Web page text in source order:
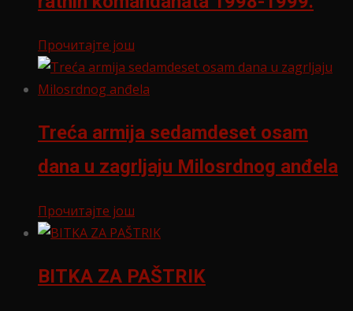
Прочитајте још
Treća armija sedamdeset osam
dana u zagrljaju Milosrdnog anđela
Прочитајте још
BITKA ZA PAŠTRIK